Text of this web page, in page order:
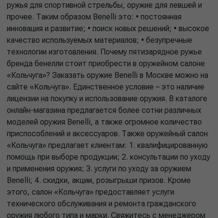
ружья для спортивной стрельбы, оружие для левшей и
прочее. Таким образом Benelli это: • постоянная
инновация и развитие; • поиск новых решений; • высокое
качество используемых материалов; • безупречные
технологии изготовления. Почему пятизарядное ружье
бренда бенелли стоит приобрести в оружейном салоне
«Кольчуга»? Заказать оружие Benelli в Москве можно на
сайте «Кольчуга». Единственное условие – это наличие
лицензии на покупку и использование оружия. В каталоге
онлайн-магазина предлагается более сотни различных
моделей оружия Benelli, а также огромное количество
приспособлений и аксессуаров. Также оружейный салон
«Кольчуга» предлагает клиентам: 1. квалифицированную
помощь при выборе продукции; 2. консультации по уходу
и применения оружия; 3. услуги по уходу за оружием
Benelli; 4. скидки, акции, розыгрыши призов. Кроме
этого, салон «Кольчуга» предоставляет услуги
технического обслуживания и ремонта гражданского
оружия любого типа и марки. Свяжитесь с менеджером